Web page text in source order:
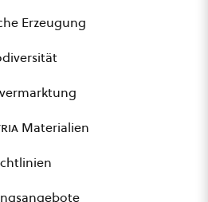
Erzeugung
Materialien